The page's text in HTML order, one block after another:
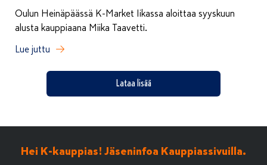
Oulun Heinäpäässä K-Market Iikassa aloittaa syyskuun
alusta kauppiaana Miika Taavetti.
Lue juttu
Lataa lisää
Hei K-kauppias! Jäseninfoa Kauppiassivuilla.